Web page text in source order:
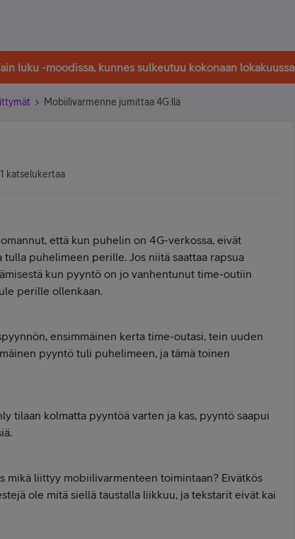
luku -moodissa, kunnes sulkeutuu kokonaan lokakuussa
Mobiilivarmenne jumittaa 4G:llä
katselukertaa
että kun puhelin on 4G-verkossa, eivät
puhelimeen perille. Jos niitä saattaa rapsua
kun pyyntö on jo vanhentunut time-outiin
perille ollenkaan.
ensimmäinen kerta time-outasi, tein uuden
pyyntö tuli puhelimeen, ja tämä toinen
tilaan kolmatta pyyntöä varten ja kas, pyyntö saapui
mikä liittyy mobiilivarmenteen toimintaan? Eivätkös
ole mitä siellä taustalla liikkuu, ja tekstarit eivät kai